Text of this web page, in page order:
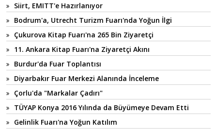
Siirt, EMITT'e Hazırlanıyor
Bodrum'a, Utrecht Turizm Fuarı'nda Yoğun İlgi
Çukurova Kitap Fuarı'na 265 Bin Ziyaretçi
11. Ankara Kitap Fuarı'na Ziyaretçi Akını
Burdur'da Fuar Toplantısı
Diyarbakır Fuar Merkezi Alanında İnceleme
Çorlu'da "Markalar Çadırı"
TÜYAP Konya 2016 Yılında da Büyümeye Devam Etti
Gelinlik Fuarı'na Yoğun Katılım